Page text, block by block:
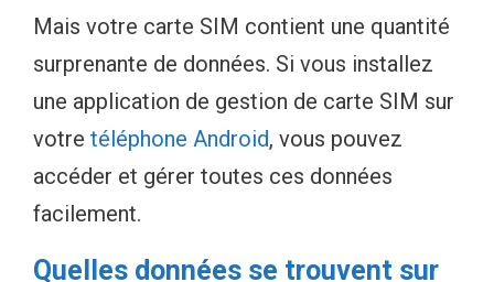
Mais votre carte SIM contient une quantité
surprenante de données. Si vous installez
une application de gestion de carte SIM sur
votre téléphone Android, vous pouvez
accéder et gérer toutes ces données
facilement.
Quelles données se trouvent sur